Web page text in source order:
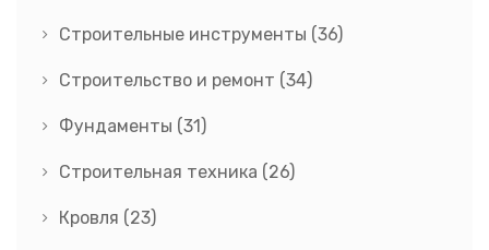
Строительные инструменты (36)
Строительство и ремонт (34)
Фундаменты (31)
Строительная техника (26)
Кровля (23)